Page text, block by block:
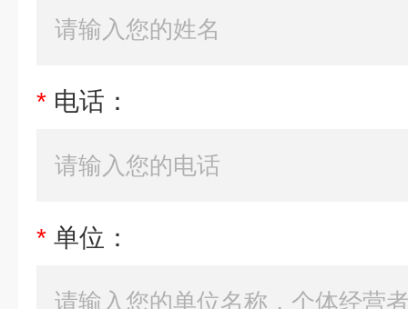
* 电话：
* 单位：